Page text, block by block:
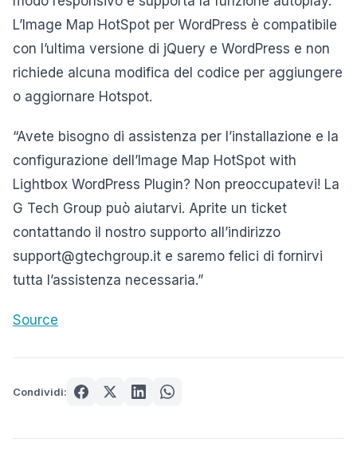
L’Image Map HotSpot per WordPress è compatibile
con l’ultima versione di jQuery e WordPress e non
richiede alcuna modifica del codice per aggiungere
o aggiornare Hotspot.
“Avete bisogno di assistenza per l’installazione e la
configurazione dell’Image Map HotSpot with
Lightbox WordPress Plugin? Non preoccupatevi! La
G Tech Group può aiutarvi. Aprite un ticket
contattando il nostro supporto all’indirizzo
support@gtechgroup.it e saremo felici di fornirvi
tutta l’assistenza necessaria.”
Source
Condividi: